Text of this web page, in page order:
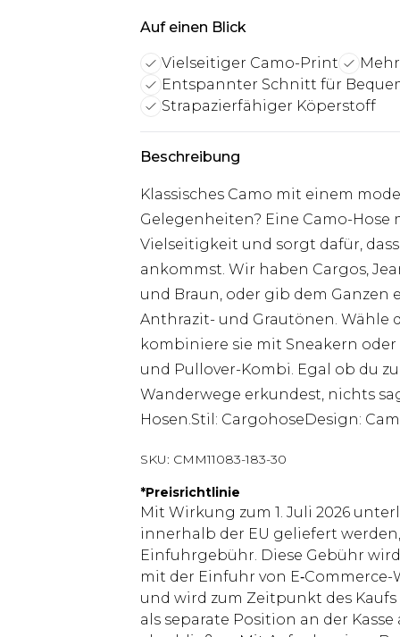
Auf einen Blick
Vielseitiger Camo-Print
Entspannter Schnitt für
Strapazierfähiger Köperstoff
Beschreibung
Klassisches Camo mit einem
Gelegenheiten? Eine Camo-Hose
Vielseitigkeit und sorgt dafür,
ankommst. Wir haben Cargos,
und Braun, oder gib dem Ganzen
Anthrazit- und Grautönen. Wähle
kombiniere sie mit Sneakern
und Pullover-Kombi. Egal ob du
Wanderwege erkundest, nichts
Hosen.Stil: CargohoseDesign:
SKU: CMM11083-183-30
*Preisrichtlinie
Mit Wirkung zum 1. Juli 2026
innerhalb der EU geliefert
Einfuhrgebühr. Diese Gebühr
mit der Einfuhr von
und wird zum Zeitpunkt des
als separate Position an der